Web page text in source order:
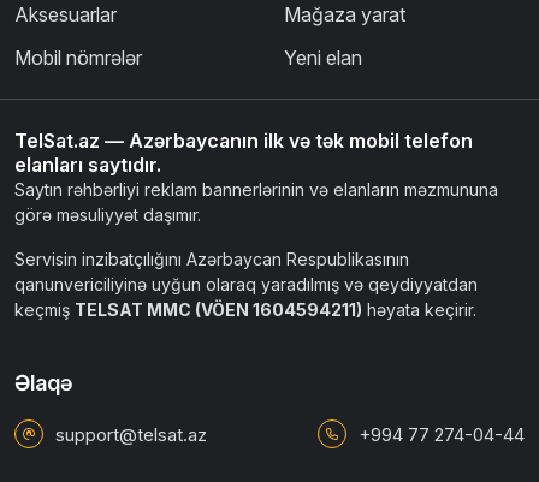
Aksesuarlar
Mobil nömrələr
Mağaza yarat
Yeni elan
TelSat.az — Azərbaycanın ilk və tək mobil telefon
elanları saytıdır.
Saytın rəhbərliyi reklam bannerlərinin və elanların məzmununa
görə məsuliyyət daşımır.
Servisin inzibatçılığını Azərbaycan Respublikasının
qanunvericiliyinə uyğun olaraq yaradılmış və qeydiyyatdan
keçmiş TELSAT MMC (VÖEN 1604594211) həyata keçirir.
Əlaqə
support@telsat.az +994 77 274-04-44